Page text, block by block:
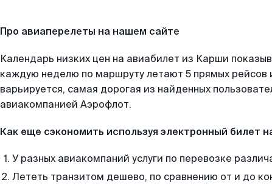
Про авиаперелеты на нашем сайте
Календарь низких цен на авиабилет из Карши
каждую неделю по маршруту летают 5 прямых рейсов
варьируется, самая дорогая из найденных
авиакомпанией Аэрофлот.
Как еще сэкономить используя электронный билет
У разных авиакомпаний услуги по перевозке
Лететь транзитом дешево, по сравнению от и до